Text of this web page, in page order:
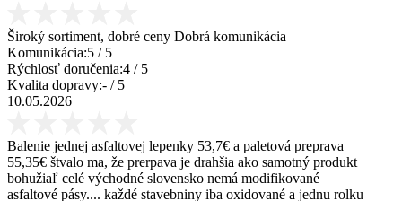
Široký sortiment, dobré ceny Dobrá komunikácia
Komunikácia:5 / 5
Rýchlosť doručenia:4 / 5
Kvalita dopravy:- / 5
10.05.2026
Balenie jednej asfaltovej lepenky 53,7€ a paletová preprava
55,35€ štvalo ma, že prerpava je drahšia ako samotný produkt
bohužiaľ celé východné slovensko nemá modifikované
asfaltové pásy.... každé stavebniny iba oxidované a jednu rolku